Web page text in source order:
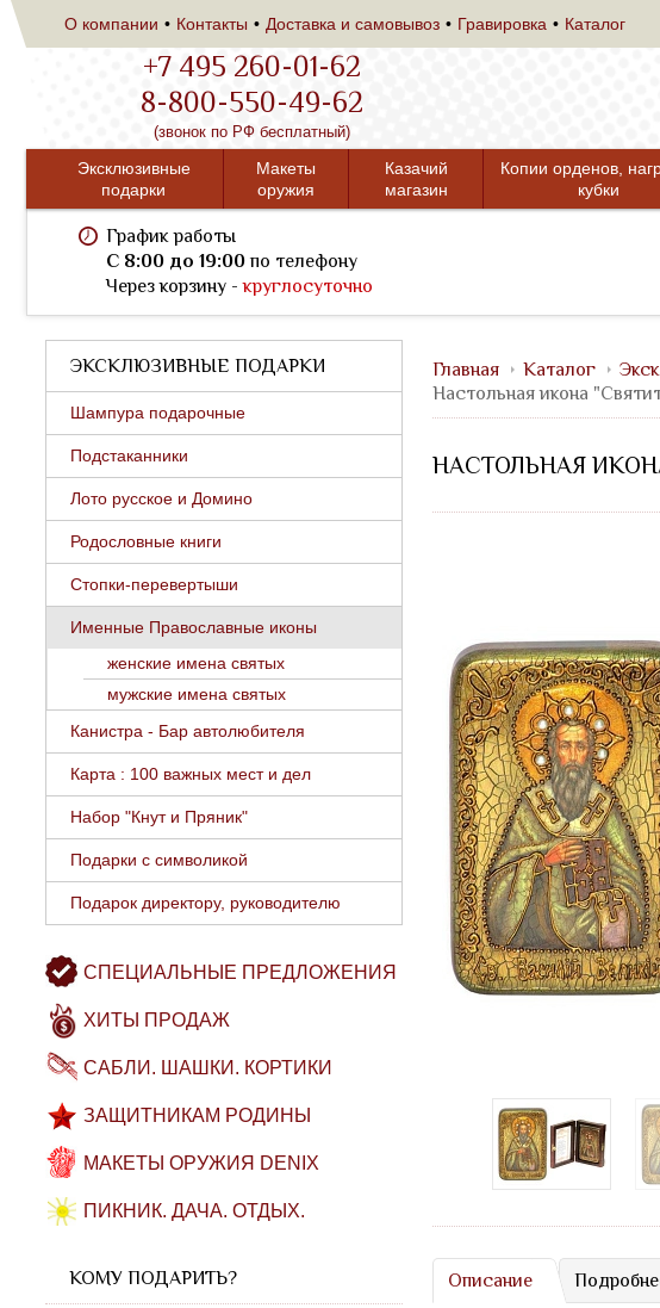
О компании Контакты Доставка и самовывоз Гравировка Каталог
+7 495 260-01-62
8-800-550-49-62
(звонок по РФ бесплатный)
Эксклюзивные
подарки
Макеты
оружия
Казачий
магазин
Копии орденов,
кубки
График работы
C 8:00 до 19:00по телефону
Через корзину -круглосуточно
ЭКСКЛЮЗИВНЫЕ ПОДАРКИ
Шампура подарочные
Подстаканники
Лото русское и Домино
Родословные книги
Стопки-перевертыши
Именные Православные иконы
женские имена святых
мужские имена святых
Канистра - Бар автолюбителя
Карта : 100 важных мест и дел
Набор "Кнут и Пряник"
Подарки с символикой
Подарок директору, руководителю
СПЕЦИАЛЬНЫЕ ПРЕДЛОЖЕНИЯ
ХИТЫ ПРОДАЖ
САБЛИ. ШАШКИ. КОРТИКИ
ЗАЩИТНИКАМ РОДИНЫ
МАКЕТЫ ОРУЖИЯ DENIX
ПИКНИК. ДАЧА. ОТДЫХ.
КОМУ ПОДАРИТЬ?
Главная Каталог
Настольная икона
НАСТОЛЬНАЯ
Описание